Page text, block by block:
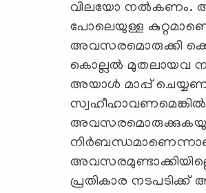
വിലയോ നല്‍കണം.
പോലെയുള്ള
അവസരമൊരുക്കി
കൊല്ലല്‍ മുതലായവ
അയാള്‍ മാപ്പ്
സ്വഹീഹാവണമെങ്കില്‍
അവസരമൊരുക്കുകയും
പ്രതികാര നടപടിക്ക്